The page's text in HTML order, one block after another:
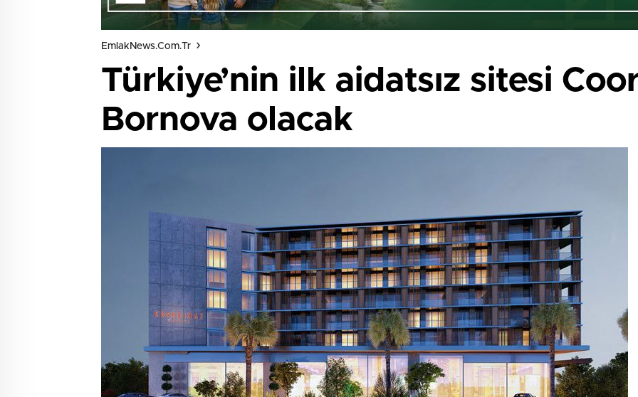
EmlakNews.com.tr
Türkiye’nin ilk aidatsız sitesi
Bornova olacak